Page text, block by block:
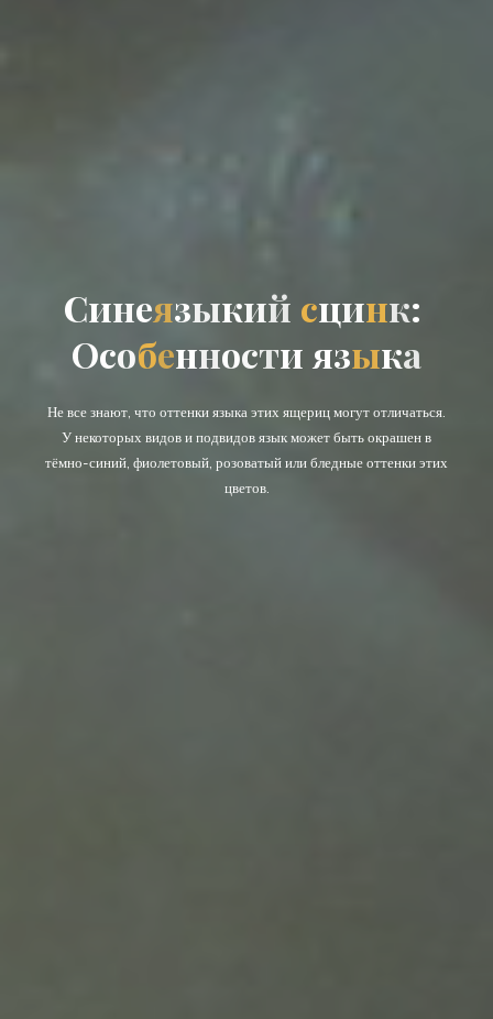
Синеязы ы
кий сц
ц и и
нк:
Особенности язык
к а
Не все знают, что оттенки языка этих ящериц могут отличаться.
У некоторых видов и подвидов язык может быть окрашен в
тёмно-синий, фиолетовый, розоватый или бледные оттенки этих
цветов.